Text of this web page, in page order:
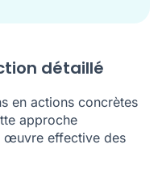
détaillé
en actions concrètes
approche
œuvre effective des